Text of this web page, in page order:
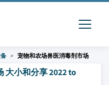
宠物和农场兽医消毒剂市场
大小和分享 2022 to